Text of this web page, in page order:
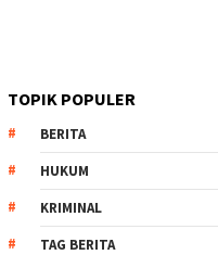
TOPIK POPULER
BERITA
HUKUM
KRIMINAL
TAG BERITA